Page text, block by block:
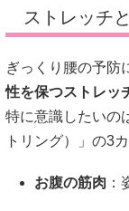
ストレッチ
ぎっくり腰の予防
性を保つストレッ
特に意識したいの
トリング）」の3カ
お腹の筋肉